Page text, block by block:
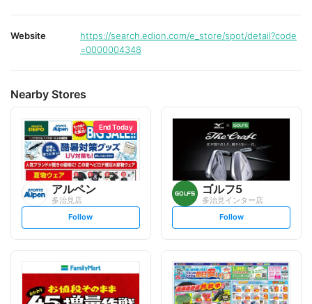
Website
https://search.edion.com/e_store/spot/detail?code
=0000004348
Nearby Stores
End Today
アルペン
多治見店
s
t
o
Follow
ゴルフ5
多治見インター店
s
t
l
o
w
Follow